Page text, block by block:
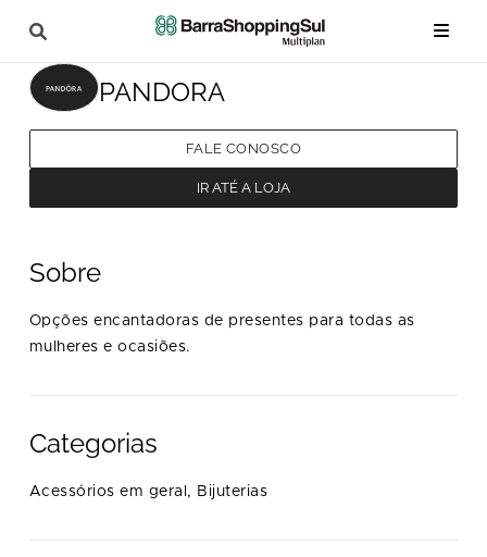
PANDORA
FALE CONOSCO
IR ATÉ A LOJA
Sobre
Opções encantadoras de presentes para todas as
mulheres e ocasiões.
Categorias
Acessórios em geral, Bijuterias